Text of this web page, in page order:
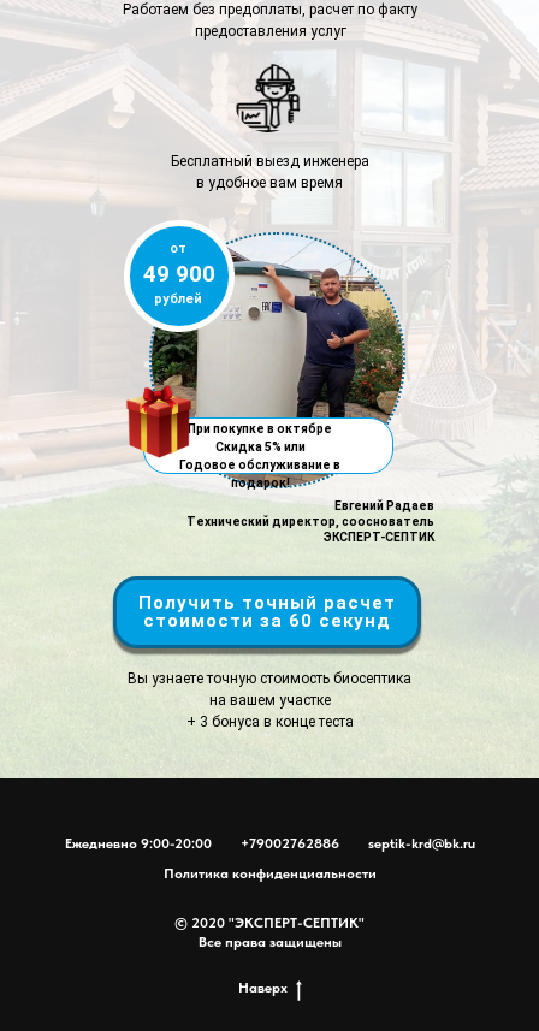
Получить точный расчет
стоимости за 60 секунд
Вы узнаете точную стоимость биосептика
на вашем участке
+ 3 бонуса в конце теста
Бесплатный выезд инженера
в удобное вам время
Работаем без предоплаты, расчет по факту
предоставления услуг
При покупке в октябре
Скидка 5% или
Годовое обслуживание в
подарок!
49 900
рублей
от
Евгений Радаев
Технический директор, сооснователь
ЭКСПЕРТ-СЕПТИК
Ежедневно 9:00-20:00 +79002762886
septik-krd@bk.ru
Политика конфиденциальности
© 2020 "ЭКСПЕРТ-СЕПТИК"
Все права защищены
Наверх